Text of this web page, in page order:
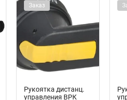
Заказ
Рукоятка дистанц.
управления ВРК